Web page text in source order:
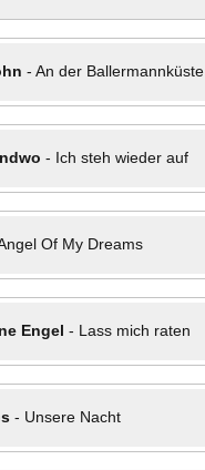
- An der Ballermannküste
- Ich steh wieder auf
Of My Dreams
Engel - Lass mich raten
- Unsere Nacht